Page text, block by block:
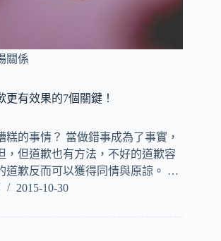
關係
有效果的7個關鍵！
糕的事情？ 當做錯事成為了事實，
，但道歉也有方法，不好的道歉容
道歉反而可以獲得同情與原諒。 …
2015-10-30